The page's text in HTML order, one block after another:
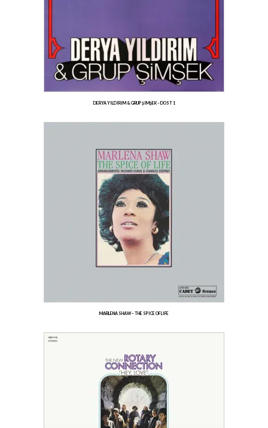
DERYA YILDIRIM & GRUP ŞIMŞEK – DOST 1
MARLENA SHAW – THE SPICE OF LIFE